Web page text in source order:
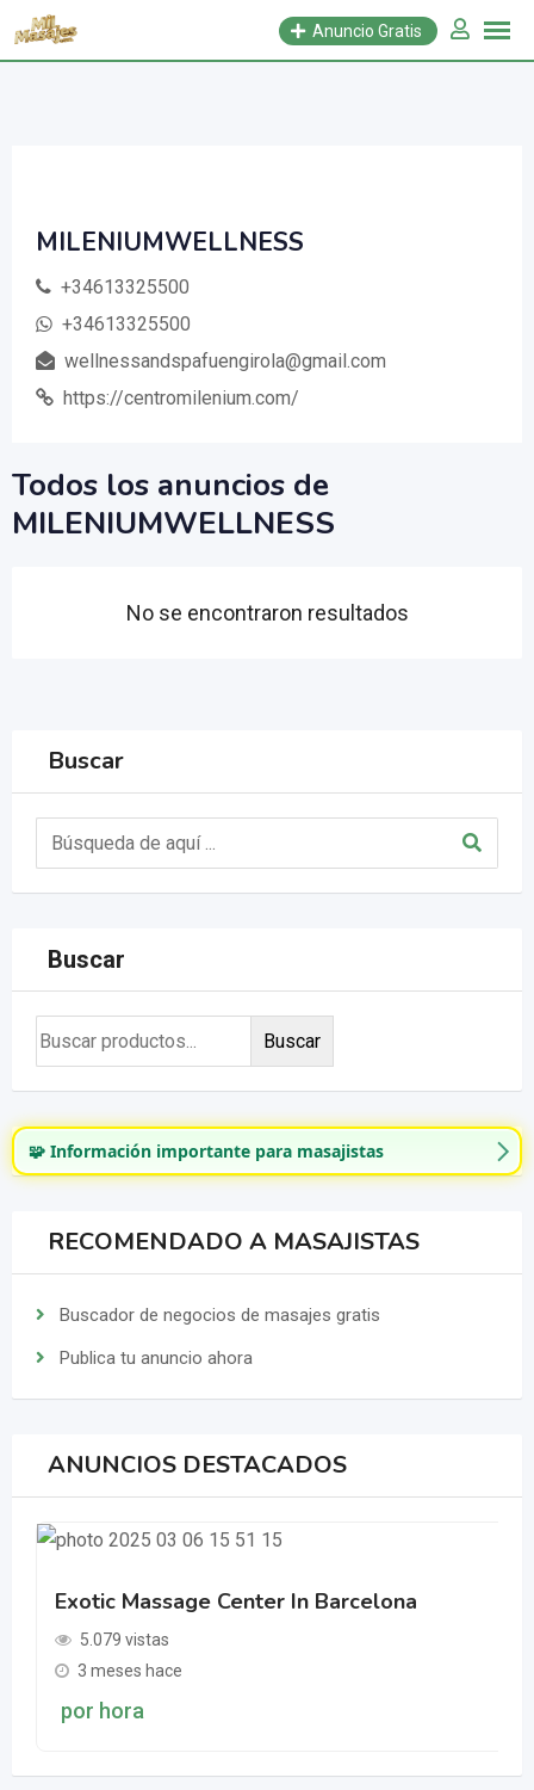
Saltar
Anuncio Gratis
MILENIUMWELLNESS
+34613325500
+34613325500
wellnessandspafuengirola@gmail.com
https://centromilenium.com/
Todos los anuncios de
MILENIUMWELLNESS
No se encontraron resultados
Buscar
Buscar
Buscar
🧩 Información importante para masajistas
RECOMENDADO A MASAJISTAS
Buscador de negocios de masajes gratis
Publica tu anuncio ahora
ANUNCIOS DESTACADOS
Exotic Massage Center In Barcelona
5.079 vistas
3 meses hace
por hora